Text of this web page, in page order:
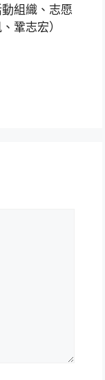
組織、志愿
鞏志宏）